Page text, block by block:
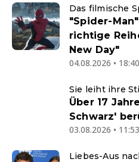
Das filmische
"Spider-
richtige
New Day"
04.08.2026 •
Sie leiht ihre
Über 17
Schwarz'
03.08.2026 •
Liebes-Aus